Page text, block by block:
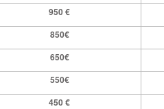
950€
850€
650€
550€
450€